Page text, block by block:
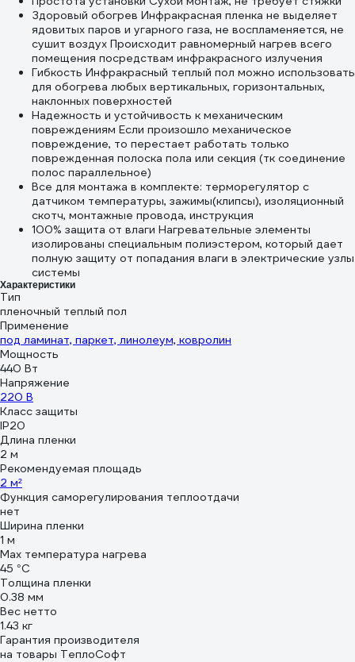
Здоровый обогрев Инфракрасная пленка не выделяет
ядовитых паров и угарного газа, не воспламеняется, не
сушит воздух Происходит равномерный нагрев всего
помещения посредствам инфракрасного излучения
Гибкость Инфракрасный теплый пол можно использовать
для обогрева любых вертикальных, горизонтальных,
наклонных поверхностей
Надежность и устойчивость к механическим
повреждениям Если произошло механическое
повреждение, то перестает работать только
поврежденная полоска пола или секция (тк соединение
полос параллельное)
Все для монтажа в комплекте: терморегулятор с
датчиком температуры, зажимы(клипсы), изоляционный
скотч, монтажные провода, инструкция
100% защита от влаги Нагревательные элементы
изолированы специальным полиэстером, который дает
полную защиту от попадания влаги в электрические узлы
системы
Характеристики
Тип
пленочный теплый пол
Применение
под ламинат, паркет, линолеум, ковролин
Мощность
440 Вт
Напряжение
220 В
Класс защиты
IP20
Длина пленки
2 м
Рекомендуемая площадь
2 м²
Функция саморегулирования теплоотдачи
нет
Ширина пленки
1 м
Max температура нагрева
45 °С
Толщина пленки
0.38 мм
Вес нетто
1.43 кг
Гарантия производителя
на товары ТеплоСофт